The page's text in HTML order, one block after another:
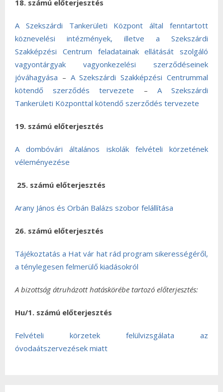
18. számú előterjesztés
A Szekszárdi Tankerületi Központ által fenntartott
köznevelési intézmények, illetve a Szekszárdi
Szakképzési Centrum feladatainak ellátását szolgáló
vagyontárgyak vagyonkezelési szerződéseinek
jóváhagyása – A Szekszárdi Szakképzési Centrummal
kötendő szerződés tervezete – A Szekszárdi
Tankerületi Központtal kötendő szerződés tervezete
19. számú előterjesztés
A dombóvári általános iskolák felvételi körzetének
véleményezése
25. számú előterjesztés
Arany János és Orbán Balázs szobor felállítása
26. számú előterjesztés
Tájékoztatás a Hat vár hat rád program sikerességéről,
a ténylegesen felmerülő kiadásokról
A bizottság átruházott hatáskörébe tartozó előterjesztés:
Hu/1. számú előterjesztés
Felvételi körzetek felülvizsgálata az
óvodaátszervezések miatt